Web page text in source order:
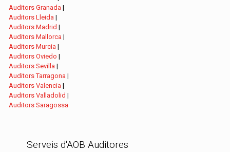
Auditors Granada |
Auditors Lleida |
Auditors Madrid |
Auditors Mallorca |
Auditors Murcia |
Auditors Oviedo |
Auditors Sevilla |
Auditors Tarragona |
Auditors Valencia |
Auditors Valladolid |
Auditors Saragossa
Serveis d'AOB Auditores